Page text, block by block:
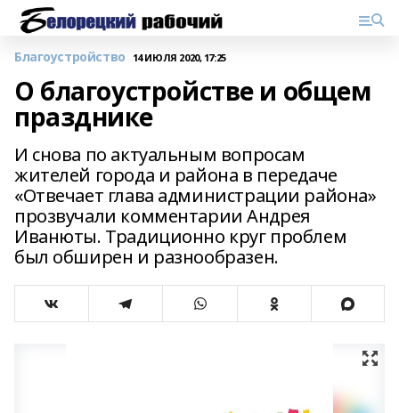
Благоустройство 14 ИЮЛЯ 2020, 17:25
О благоустройстве и общем
празднике
И снова по актуальным вопросам
жителей города и района в передаче
«Отвечает глава администрации района»
прозвучали комментарии Андрея
Иванюты. Традиционно круг проблем
был обширен и разнообразен.